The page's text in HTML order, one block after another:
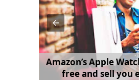
Amazon’s Apple
free and sell you